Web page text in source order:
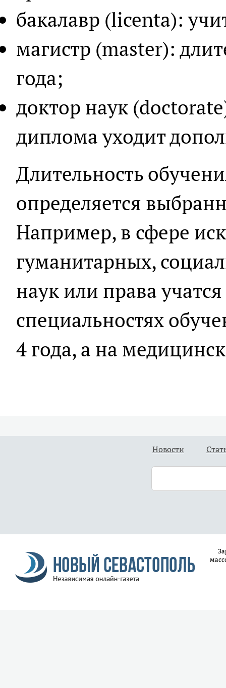
бакалавр (licenta):
магистр (master):
года;
доктор наук
диплома уходит
Длительность
определяется
Например, в сфере
гуманитарных,
наук или права
специальностях
4 года, а на
Новости